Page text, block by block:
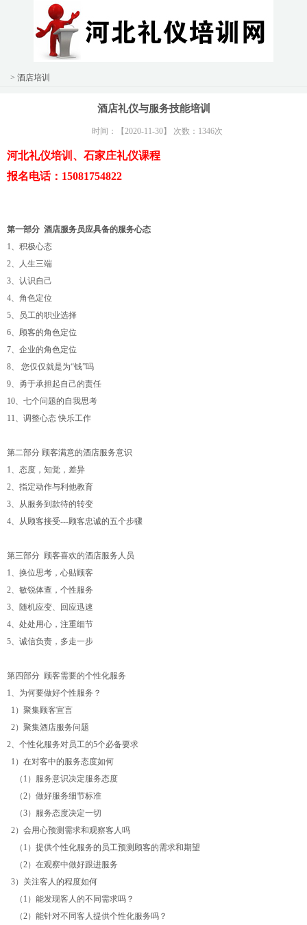
> 酒店培训
酒店礼仪与服务技能培训
时间：【2020-11-30】 次数：1346次
河北礼仪培训、石家庄礼仪课程
报名电话：15081754822
第一部分 酒店服务员应具备的服务心态
1、积极心态
2、人生三端
3、认识自己
4、角色定位
5、员工的职业选择
6、顾客的角色定位
7、企业的角色定位
8、 您仅仅就是为“钱”吗
9、勇于承担起自己的责任
10、七个问题的自我思考
11、调整心态 快乐工作
第二部分 顾客满意的酒店服务意识
1、态度，知觉，差异
2、指定动作与利他教育
3、从服务到款待的转变
4、从顾客接受---顾客忠诚的五个步骤
第三部分 顾客喜欢的酒店服务人员
1、换位思考，心贴顾客
2、敏锐体查，个性服务
3、随机应变、回应迅速
4、处处用心，注重细节
5、诚信负责，多走一步
第四部分 顾客需要的个性化服务
1、为何要做好个性服务？
1）聚集顾客宣言
2）聚集酒店服务问题
2、个性化服务对员工的5个必备要求
1）在对客中的服务态度如何
（1）服务意识决定服务态度
（2）做好服务细节标准
（3）服务态度决定一切
2）会用心预测需求和观察客人吗
（1）提供个性化服务的员工预测顾客的需求和期望
（2）在观察中做好跟进服务
3）关注客人的程度如何
（1）能发现客人的不同需求吗？
（2）能针对不同客人提供个性化服务吗？